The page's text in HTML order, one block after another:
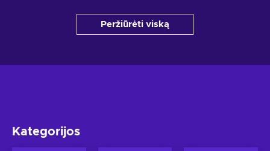
Peržiūrėti viską
Kategorijos